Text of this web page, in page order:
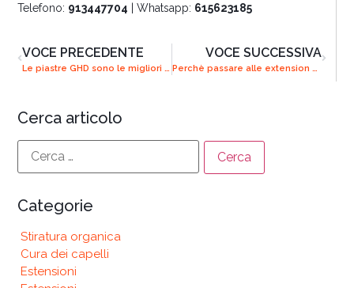
Telefono: 913447704 | Whatsapp: 615623185
VOCE PRECEDENTE
Le piastre GHD sono le migliori piastre per capelli?
VOCE SUCCESSIVA
Perchè passare alle extension adesive?
Cerca articolo
Categorie
Stiratura organica
Cura dei capelli
Estensioni